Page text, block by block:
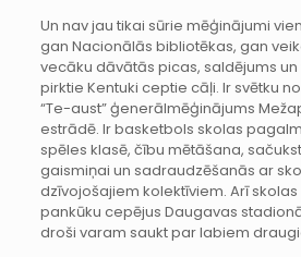
Un nav jau tikai sūrie mēģinājumi
gan Nacionālās bibliotēkas, gan
vecāku dāvātās picas, saldējums un
pirktie Kentuki ceptie cāļi. Ir svētku
“Te-aust” ģenerālmēģinājums
estrādē. Ir basketbols skolas
spēles klasē, čību mētāšana,
gaismiņai un sadraudzēšanās ar
dzīvojošajiem kolektīviem. Arī
pankūku cepējus Daugavas
droši varam saukt par labiem